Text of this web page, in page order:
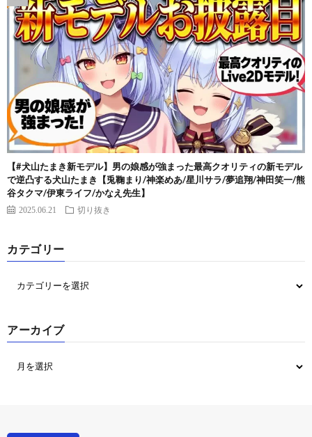
【#犬山たまき新モデル】男の娘感が強まった最高クオリティの新モデル
で逆凸する犬山たまき【兎鞠まり/神楽めあ/星川サラ/夢追翔/神田笑一/熊
谷タクマ/伊東ライフ/かなえ先生】
2025.06.21 切り抜き
カテゴリー
アーカイブ